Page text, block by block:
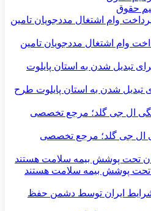
حقوق
وام اشتغال مددجویان تامین
تبدیل شدن به استان پایلوت طرح
ال جی گلد؛ مرجع تخصصی
شرایط ایران توسط دشمن حفظ